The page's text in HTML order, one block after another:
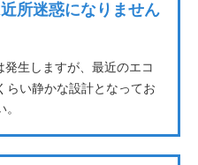
所迷惑になりません
生しますが、最近のエコ
らい静かな設計となってお